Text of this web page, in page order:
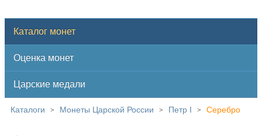
Каталог монет
Оценка монет
Царские медали
Каталоги > Монеты Царской России > Петр I > Серебро